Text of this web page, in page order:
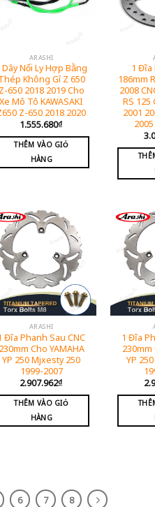
ARASHI
Dây Nối Ly Hợp Bằng
Không Gỉ Z 650
Z-650 2018 2019 Cho
Xe Mô Tô KAWASAKI
Z-650 2018 2020
1.555.680₫
THÊM VÀO GIỎ
HÀNG
1 Đĩa
186mm
2008
RS 125
2001
ARASHI
Đĩa Phanh Sau CNC
230mm Cho YAMAHA
YP 250 Mjxesty 250
1999-2007
2.907.962₫
THÊM VÀO GIỎ
HÀNG
1 Đĩa
230mm
YP
6 7 8